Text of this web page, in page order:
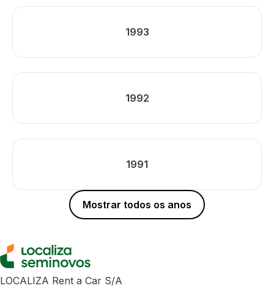
1993
1992
1991
Mostrar todos os anos
LOCALIZA Rent a Car S/A